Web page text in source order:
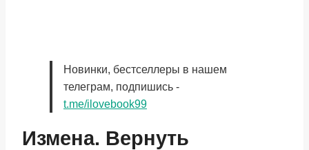
Новинки, бестселлеры в нашем
телеграм, подпишись -
t.me/ilovebook99
Измена. Вернуть